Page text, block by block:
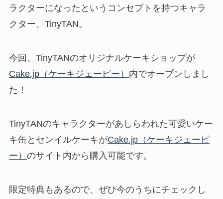
ラクターになったというコンセプトを持つキャラ
クター、TinyTAN。
今回、TinyTANのオリジナルケーキショップが
Cake.jp（ケーキジェーピー） 内でオープンしまし
た！
TinyTANのキャラクターがあしらわれた可愛いケー
キ缶とセンイルケーキがCake.jp（ケーキジェーピ
ー） のサイト内から購入可能です。
限定特典もあるので、ぜひ今のうちにチェックし